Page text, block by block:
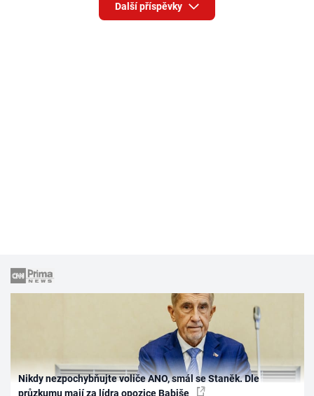
Další příspěvky
Nikdy nezpochybňujte voliče ANO, smál se Staněk. Dle
průzkumu mají za lídra opozice Babiše